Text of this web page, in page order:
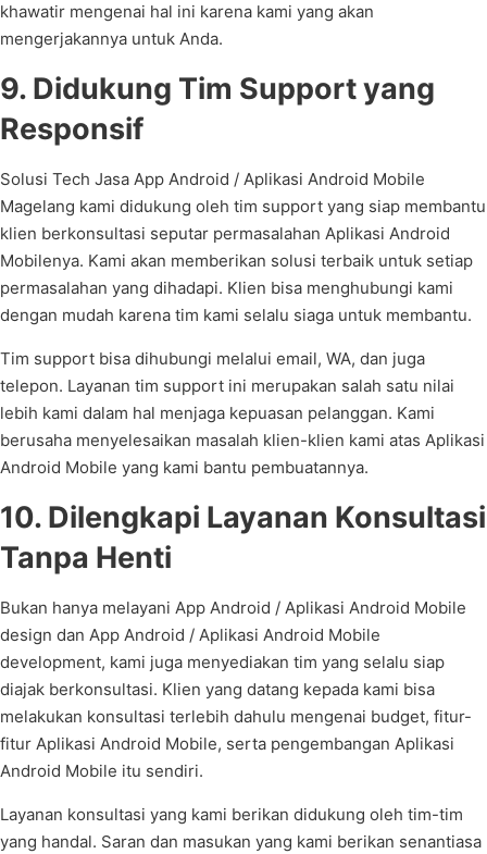
khawatir mengenai hal ini karena kami yang akan
mengerjakannya untuk Anda.
9. Didukung Tim Support yang
Responsif
Solusi Tech Jasa App Android / Aplikasi Android Mobile
Magelang kami didukung oleh tim support yang siap membantu
klien berkonsultasi seputar permasalahan Aplikasi Android
Mobilenya. Kami akan memberikan solusi terbaik untuk setiap
permasalahan yang dihadapi. Klien bisa menghubungi kami
dengan mudah karena tim kami selalu siaga untuk membantu.
Tim support bisa dihubungi melalui email, WA, dan juga
telepon. Layanan tim support ini merupakan salah satu nilai
lebih kami dalam hal menjaga kepuasan pelanggan. Kami
berusaha menyelesaikan masalah klien-klien kami atas Aplikasi
Android Mobile yang kami bantu pembuatannya.
10. Dilengkapi Layanan Konsultasi
Tanpa Henti
Bukan hanya melayani App Android / Aplikasi Android Mobile
design dan App Android / Aplikasi Android Mobile
development, kami juga menyediakan tim yang selalu siap
diajak berkonsultasi. Klien yang datang kepada kami bisa
melakukan konsultasi terlebih dahulu mengenai budget, fitur-
fitur Aplikasi Android Mobile, serta pengembangan Aplikasi
Android Mobile itu sendiri.
Layanan konsultasi yang kami berikan didukung oleh tim-tim
yang handal. Saran dan masukan yang kami berikan senantiasa